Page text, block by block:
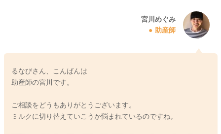
宮川めぐみ
助産師
るなびさん、こんばんは
助産師の宮川です。
ご相談をどうもありがとうございます。
ミルクに切り替えていこうか悩まれているのですね。